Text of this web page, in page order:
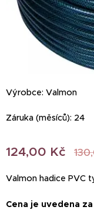
Výrobce: Valmon
Záruka (měsíců): 24
124,00 Kč
Valmon hadice PVC
Cena je uvedena